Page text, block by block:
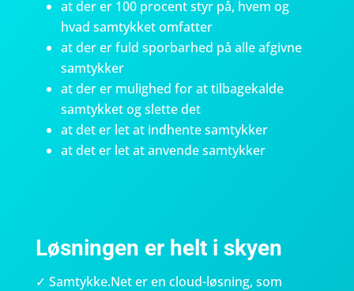
at der er 100 procent styr på, hvem og
hvad samtykket omfatter
at der er fuld sporbarhed på alle afgivne
samtykker
at der er mulighed for at tilbagekalde
samtykket og slette det
at det er let at indhente samtykker
at det er let at anvende samtykker
Løsningen er helt i skyen
✓ Samtykke.Net er en cloud-løsning, som